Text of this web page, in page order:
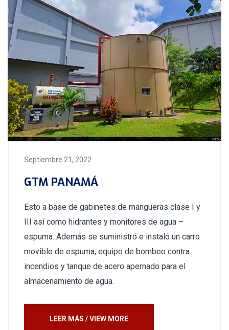
Septiembre 21, 2022
GTM PANAMÁ
Esto a base de gabinetes de mangueras clase I y
III así como hidrantes y monitores de agua –
espuma. Además se suministró e instaló un carro
movible de espuma, equipo de bombeo contra
incendios y tanque de acero apernado para el
almacenamiento de agua.
LEER MÁS / VIEW MORE